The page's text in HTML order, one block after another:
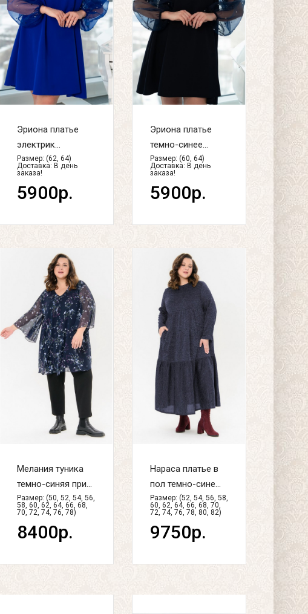
Эриона платье
электрик...
Размер: (62, 64)
Доставка: В день
заказа!
5900р.
Эриона платье
темно-синее...
Размер: (60, 64)
Доставка: В день
заказа!
5900р.
Мелания туника
темно-синяя при...
Размер: (50, 52, 54, 56,
58, 60, 62, 64, 66, 68,
70, 72, 74, 76, 78)
8400р.
Нараса платье в
пол темно-сине...
Размер: (52, 54, 56, 58,
60, 62, 64, 66, 68, 70,
72, 74, 76, 78, 80, 82)
9750р.